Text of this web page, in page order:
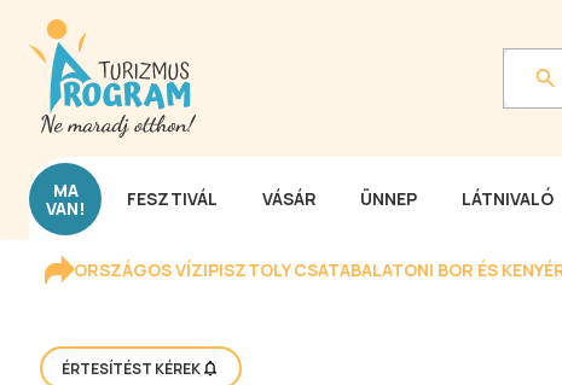
MA
VAN! FESZTIVÁL VÁSÁR ÜNNEP LÁTNIVALÓ
ORSZÁGOS VÍZIPISZTOLY CSATABALATONI BOR ÉS
ÉRTESÍTÉST KÉREK